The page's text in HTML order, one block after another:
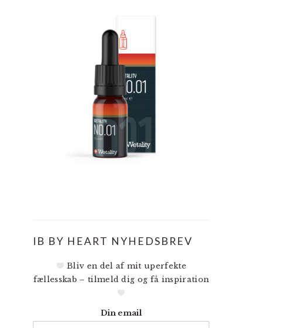
IB BY HEART NYHEDSBREV
Bliv en del af mit uperfekte
fællesskab – tilmeld dig og få inspiration
Din email